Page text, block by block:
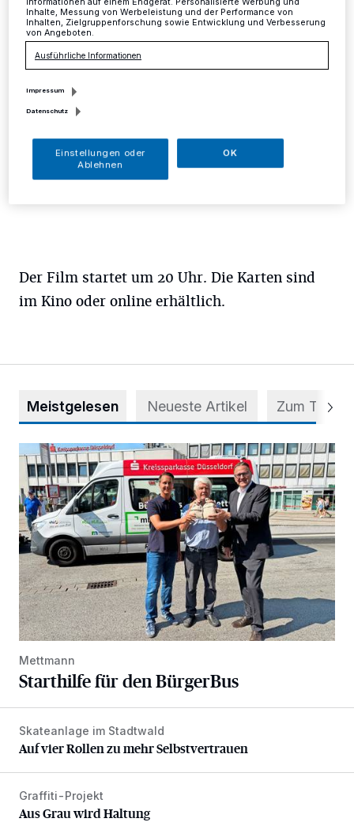
Preview von "Klassentreffen 1.0 - Die unglaubliche
Reise der Silberrücken", dem neuen Film von und mit Til
Schweiger, gezeigt. Die Vorstellung ist eine Ladies
Night inklusive Sektempfang.
Der Film startet um 20 Uhr. Die Karten sind
im Kino oder online erhältlich.
Meistgelesen Neueste Artikel Zum Thema
Starthilfe für den BürgerBus
Mettmann
Starthilfe für den BürgerBus
Auf vier Rollen zu mehr Selbstvertrauen
Skateanlage im Stadtwald
Auf vier Rollen zu mehr Selbstvertrauen
Aus Grau wird Haltung
Graffiti-Projekt
Aus Grau wird Haltung
Inhalte, Messung von Werbeleistung und der Performance von
Inhalten, Zielgruppenforschung sowie Entwicklung und Verbesserung
von Angeboten.
Ausführliche Informationen
Impressum
Datenschutz
Einstellungen oder
Ablehnen
OK